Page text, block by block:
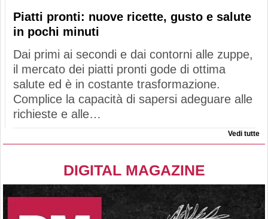
Piatti pronti: nuove ricette, gusto e salute
in pochi minuti
Dai primi ai secondi e dai contorni alle zuppe,
il mercato dei piatti pronti gode di ottima
salute ed è in costante trasformazione.
Complice la capacità di sapersi adeguare alle
richieste e alle…
Vedi tutte
DIGITAL MAGAZINE